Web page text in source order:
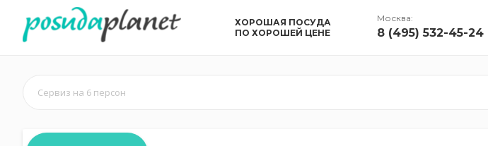
ХОРОШАЯ ПОСУДА
ПО ХОРОШЕЙ ЦЕНЕ
Москва:
8 (495) 532-45-24
Сервиз на 6 персон